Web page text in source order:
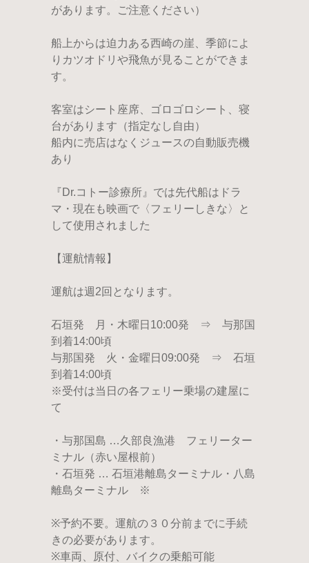
があります。ご注意ください）
船上からは迫力ある西崎の崖、季節によ
りカツオドリや飛魚が見ることができま
す。
客室はシート座席、ゴロゴロシート、寝
台があります（指定なし自由）
船内に売店はなくジュースの自動販売機
あり
『Dr.コトー診療所』では先代船はドラ
マ・現在も映画で〈フェリーしきな〉と
して使用されました
【運航情報】
運航は週2回となります。
石垣発 月・木曜日10:00発 ⇒ 与那国
到着14:00頃
与那国発 火・金曜日09:00発 ⇒ 石垣
到着14:00頃
※受付は当日の各フェリー乗場の建屋に
て
・与那国島 …久部良漁港 フェリーター
ミナル（赤い屋根前）
・石垣発 … 石垣港離島ターミナル・八島
離島ターミナル ※
※予約不要。運航の３０分前までに手続
きの必要があります。
※車両、原付、バイクの乗船可能